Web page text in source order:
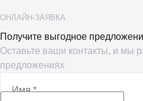
ОНЛАЙН-ЗАЯВКА
Получите выгодное
Оставьте ваши контакты, и мы
предложениях
Имя*